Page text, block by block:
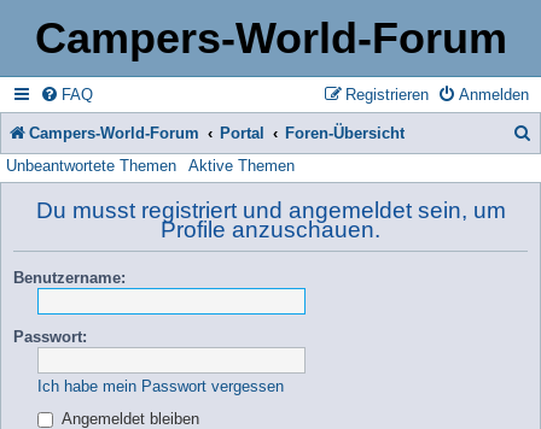
Campers-World-Forum
FAQ Anmelden
Registrieren
Campers-World-Forum Portal Foren-Übersicht
Unbeantwortete Themen Aktive Themen
Du musst registriert und angemeldet sein, um
Profile anzuschauen.
Benutzername:
Passwort:
Ich habe mein Passwort vergessen
Angemeldet bleiben